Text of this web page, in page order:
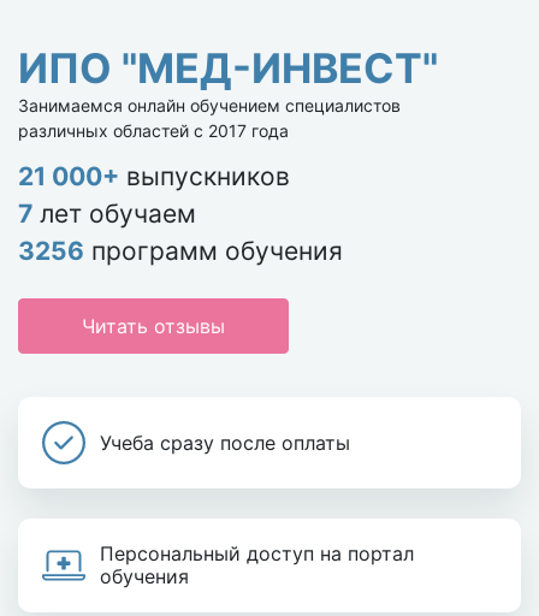
ИПО "МЕД-ИНВЕСТ"
Занимаемся онлайн обучением специалистов
различных областей с 2017 года
21 000+ выпускников
7 лет обучаем
3256 программ обучения
Читать отзывы
Учеба сразу после оплаты
Персональный доступ на портал
обучения